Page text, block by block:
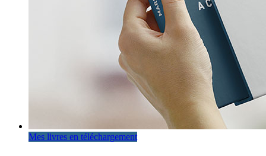
Mes livres en téléchargement